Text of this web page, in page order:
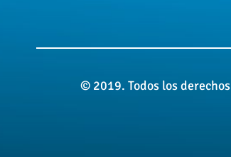
© 2019. Todos los